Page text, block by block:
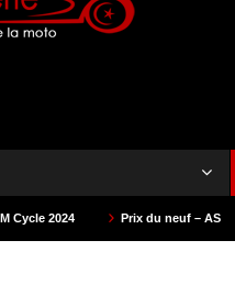
Prix du neuf – AS Motors 2024